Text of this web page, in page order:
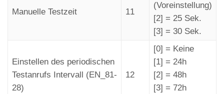
Manuelle Testzeit 11
(Voreinstellung)
[2] = 25 Sek.
[3] = 30 Sek.
Einstellen des periodischen
Testanrufs Intervall (EN_81-
28)
12
[0] = Keine
[1] = 24h
[2] = 48h
[3] = 72h